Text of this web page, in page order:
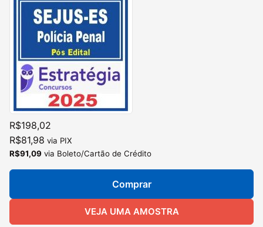
R$198,02
R$81,98 via PIX
R$91,09 via Boleto/Cartão de Crédito
Comprar
VEJA UMA AMOSTRA